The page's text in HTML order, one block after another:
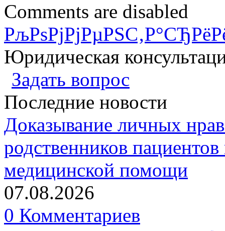
Comments are disabled
Юридическая
Задать вопрос
Последние новости
Доказывание личных
родственников
медицинской помощи
07.08.2026
0 Комментариев